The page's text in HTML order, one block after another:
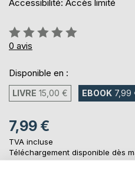
Accessibilité: Accès limité
Évaluation:
0%
0 avis
Disponible en :
LIVRE 15,00 € EBOOK 7,99
7,99 €
TVA incluse
Téléchargement disponible dès